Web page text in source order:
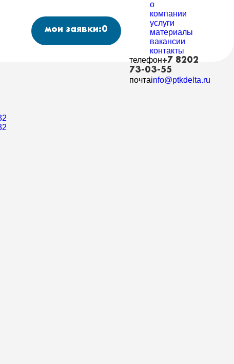
мои заявки:0
о
компании
услуги
материалы
вакансии
контакты
телефон+7 8202
73-03-55
почтаinfo@ptkdelta.ru